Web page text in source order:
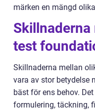
märken en mängd
test
Skillnaderna mellan
vara av stor betydelse
bäst för ens behov.
formulering, täckning,